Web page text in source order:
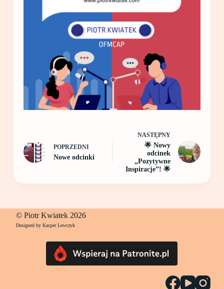
POPRZEDNI
Nowe odcinki
NASTĘPNY
🌟 Nowy
odcinek
„Pozytywne
Inspiracje”! 🌟
© Piotr Kwiatek 2026
Designed by Kacper Lewczyk